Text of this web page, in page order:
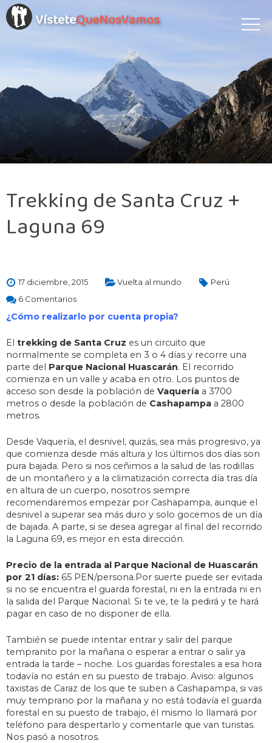
VísteteQueNosVamos
Trekking de Santa Cruz +
Laguna 69
17 diciembre, 2015 Vuelta al mundo
Perú
6 Comentarios
¿Cómo realizarlo por cuenta propia?
El trekking de Santa Cruz es un circuito que
normalmente se completa en 3 o 4 días y recorre una
parte del Parque Nacional Huascarán. El recorrido
comienza en un valle y acaba en otro. Los puntos de
acceso son desde la población de Vaquería a 3700
metros o desde la población de Cashapampa a 2800
metros.
Desde Vaquería, el desnivel, quizás, sea más progresivo, ya
que comienza desde más altura y los últimos dos días son
pura bajada. Pero si nos ceñimos a la salud de las rodillas
de un montañero y a la climatización correcta día tras día
en altura de un cuerpo, nosotros siempre
recomendaremos empezar por Cashapampa, aunque el
desnivel a superar sea más duro y solo gocemos de un día
de bajada. A parte, si se desea agregar al final del recorrido
la Laguna 69, es mejor en esta dirección.
Precio de la entrada al Parque Nacional de Huascarán
por 21 días: 65 PEN/persona.Por suerte puede ser evitada
si no se encuentra el guarda forestal, ni en la entrada ni en
la salida del Parque Nacional. Si te ve, te la pedirá y te hará
pagar en caso de no disponer de ella.
También se puede intentar entrar y salir del parque
tempranito por la mañana o esperar a entrar o salir ya
entrada la tarde – noche. Los guardas forestales a esa hora
todavía no están en su puesto de trabajo. Aviso: algunos
taxistas de Caraz de los que te suben a Cashapampa, si vas
muy temprano por la mañana y no está todavía el guarda
forestal en su puesto de trabajo, él mismo lo llamará por
teléfono para despertarlo y comentarle que van turistas.
Nos pasó a nosotros.